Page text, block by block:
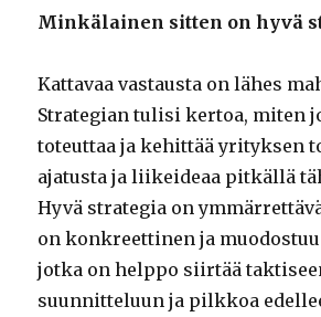
Minkälainen sitten on hyvä
Kattavaa vastausta on lähes
Strategian tulisi kertoa, miten
toteuttaa ja kehittää yrityksen
ajatusta ja liikeideaa pitkällä
Hyvä strategia on
on konkreettinen ja
jotka on helppo siirtää
suunnitteluun ja pilkkoa